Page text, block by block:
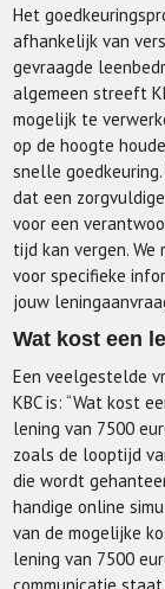
Het
afhankelijk van
gevraagde
algemeen streeft
mogelijk te
op de hoogte
snelle
dat een
voor een
tijd kan vergen. We
voor specifieke
jouw
Wat kost een
Een veelgestelde
KBC is: “Wat kost
lening van 7500
zoals de looptijd
die wordt
handige online
van de mogelijke
lening van 7500